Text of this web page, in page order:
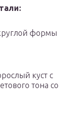
формы
куст с
тона со